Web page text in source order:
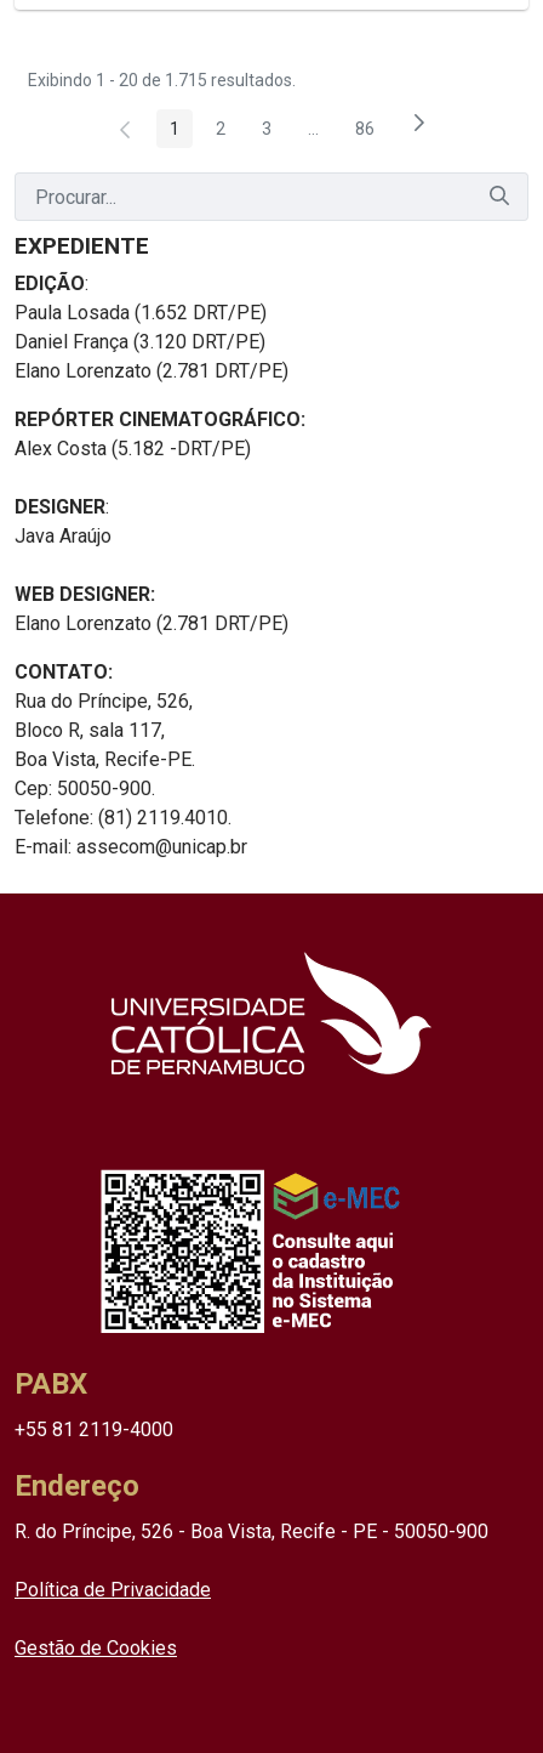
Exibindo 1 - 20 de 1.715 resultados.
Página
1 Página
2 Página
3 Páginas intermediárias Usar
Página
86
EXPEDIENTE
EDIÇÃO:
Paula Losada (1.652 DRT/PE)
Daniel França (3.120 DRT/PE)
Elano Lorenzato (2.781 DRT/PE)
REPÓRTER CINEMATOGRÁFICO:
Alex Costa (5.182 -DRT/PE)
DESIGNER:
Java Araújo
WEB DESIGNER:
Elano Lorenzato (2.781 DRT/PE)
CONTATO:
Rua do Príncipe, 526,
Bloco R, sala 117,
Boa Vista, Recife-PE.
Cep: 50050-900.
Telefone: (81) 2119.4010.
E-mail: assecom@unicap.br
PABX
+55 81 2119-4000
Endereço
R. do Príncipe, 526 - Boa Vista, Recife - PE - 50050-900
Política de Privacidade
Gestão de Cookies